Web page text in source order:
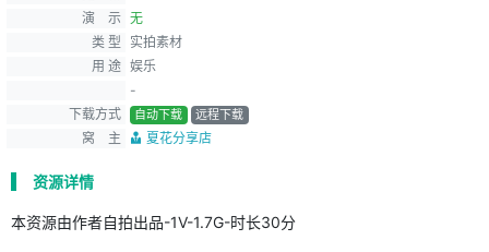
演 示 无
类 型
实拍素材
用 途 娱乐
-
下载方式
自动下载 远程下载
窝 主 夏花分享店
资源详情
本资源由作者自拍出品-1V-1.7G-时长30分